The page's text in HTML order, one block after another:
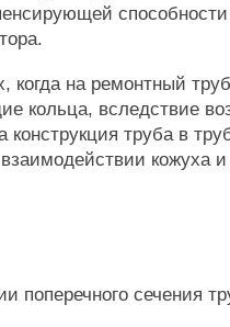
когда на ремонтный
кольца, вследствие
конструкция труба в
кожуха и
поперечного сечения